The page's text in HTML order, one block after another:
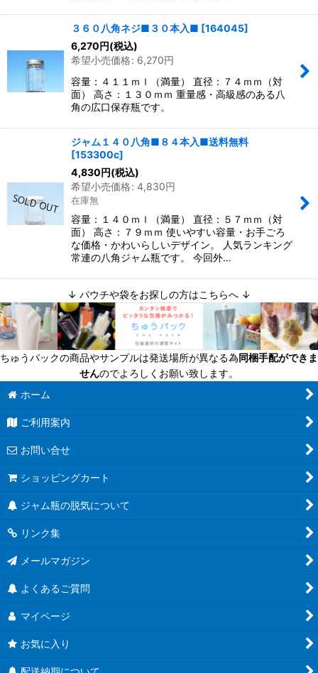
３６０八角ネジ■３０本入■ [164045]
6,270円(税込)
希望小売価格: 6,270円
容量：４１１ｍｌ（満量） 直径：７４ｍｍ（対
面） 高さ：１３０ｍｍ 重量感・高級感のある八
角の広口保存瓶です。
ジャム１４０八角■８４本入■送料無料
[153300c]
4,830円(税込)
希望小売価格: 4,830円
在庫無
容量：１４０ｍｌ（満量） 直径：５７ｍｍ（対
面） 高さ：７９ｍｍ 使いやすい容量・お手ごろ
な価格・かわいらしいデザイン。 人気ランキング
常連の八角ジャム瓶です。 今回外…
↓ パウチや袋をお探しの方はこちらへ ↓
ちゅうパックの商品やサンプルは発送場所が異なる為同梱手配ができま
せんのでよろしくお願い致します。
ホーム
ご利用案内
お問い合せ
ショッピングカート
ジャム瓶の脱気について
リンク集
メールマガジン
よくあるご質問
マイページ
お気に入り